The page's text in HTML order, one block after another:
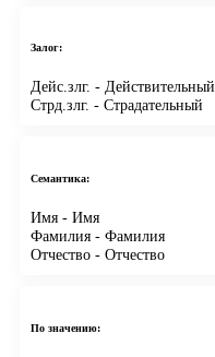
Залог:
Дейс.злг. - Действительный
Стрд.злг. - Страдательный
Семантика:
Имя - Имя
Фамилия - Фамилия
Отчество - Отчество
По значению: